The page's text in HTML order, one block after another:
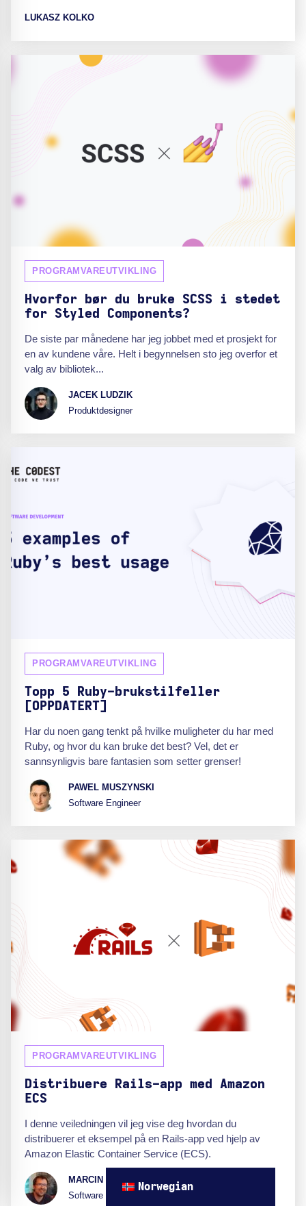
LUKASZ KOLKO
PROGRAMVAREUTVIKLING
Hvorfor bør du bruke SCSS i stedet
for Styled Components?
De siste par månedene har jeg jobbet med et prosjekt for
en av kundene våre. Helt i begynnelsen sto jeg overfor et
valg av bibliotek...
JACEK LUDZIK
Produktdesigner
PROGRAMVAREUTVIKLING
Topp 5 Ruby-brukstilfeller
[OPPDATERT]
Har du noen gang tenkt på hvilke muligheter du har med
Ruby, og hvor du kan bruke det best? Vel, det er
sannsynligvis bare fantasien som setter grenser!
PAWEL MUSZYNSKI
Software Engineer
PROGRAMVAREUTVIKLING
Distribuere Rails-app med Amazon
ECS
I denne veiledningen vil jeg vise deg hvordan du
distribuerer et eksempel på en Rails-app ved hjelp av
Amazon Elastic Container Service (ECS).
MARCIN DOLIWA
Software Engineer
Norwegian